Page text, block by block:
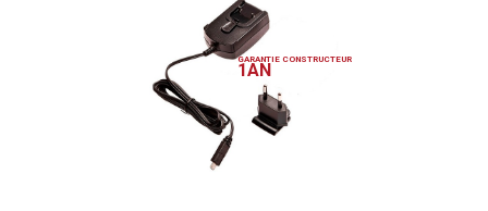
GARANTIE CONSTRUCTEUR
1AN